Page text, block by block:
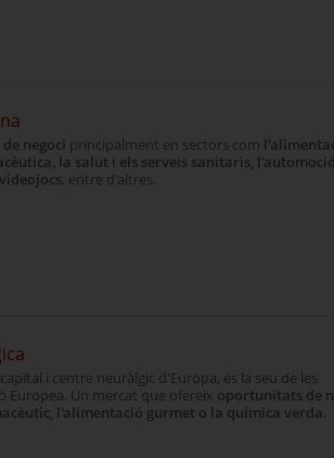
negoci principalment en sectors com
la salut i els serveis sanitaris,
, entre d'altres.
i centre neuràlgic d'Europa, és la seu de les
Europea. Un mercat que ofereix oportunitats de
l'alimentació gurmet o la química verda.